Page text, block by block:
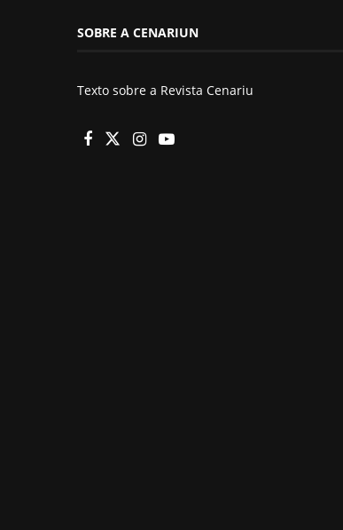
SOBRE A CENARIUN
Texto sobre a Revista Cenariu